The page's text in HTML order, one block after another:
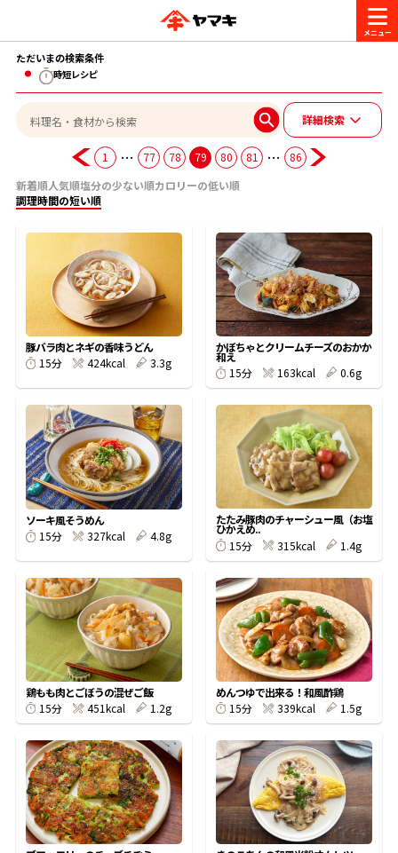
商品情報
ブランド一覧
ヤマキ『めんつゆ』 ヤマキ 割烹白だし
旨さ、別格。だし屋の鍋 韓福善シリーズ
サッと鍋® 楽チン鍋®
レシピ
おいしいレシピを探す
おいしいレシピトップ
主食レシピ
主菜レシピ
汁物レシピ
時短レシピ
おいしいレシピを商品から探す
かつお節レシピ
めんつゆレシピ
割烹白だしレシピ
レシピ特設サイト
割烹白だしレシピ特集
かつお節・だしを楽しむ
かつお節・だしを知る
だしの取り方
かつお節の削り方
かつお節・だしをもっと知る
ヤマキ かつお節プラス®
かつお節・だしを楽しむ
だしコミュ
CM・キャンペーン
キャンペーン一覧
企業・採用情報
企業情報
- 百年対話
- ヤマキ かつお節プラス®
採用情報
- ジョブリターン制
お問い合わせ
ヤマキお客様相談室
オンラインショップ
コミュニティサイト
Global
ただいまの検索条件
時短レシピ
詳細検索
1 … 77 78 79 80 81 …
86
新着順人気順塩分の少ない順カロリーの低い順
調理時間の短い順
豚バラ肉とネギの香味うどん
15分
424kcal 3.3g
かぼちゃとクリームチーズのおかか
和え
15分
163kcal 0.6g
ソーキ風そうめん
15分
327kcal 4.8g
たたみ豚肉のチャーシュー風（お塩
ひかえめ..
15分
315kcal 1.4g
鶏もも肉とごぼうの混ぜご飯
15分
451kcal 1.2g
めんつゆで出来る！和風酢鶏
15分
339kcal 1.5g